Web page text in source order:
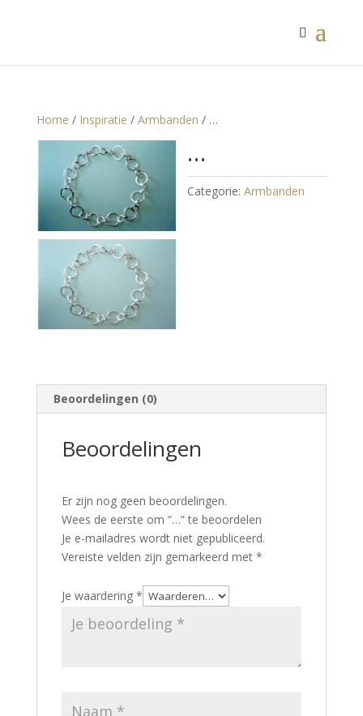
Home / Inspiratie / Armbanden / …
…
Categorie:Armbanden
Beoordelingen (0)
Beoordelingen
Er zijn nog geen beoordelingen.
Wees de eerste om “…” te beoordelen
Je e-mailadres wordt niet gepubliceerd.
Vereiste velden zijn gemarkeerd met *
Je waardering *